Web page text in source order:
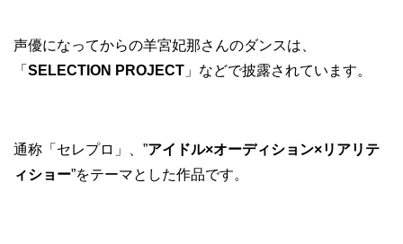
声優になってからの羊宮妃那さんのダンスは、
「 SELECTION PROJECT 」などで披露されています。
通称「セレプロ」、”アイドル×オーディション×リアリテ
ィショー”をテーマとした作品です。